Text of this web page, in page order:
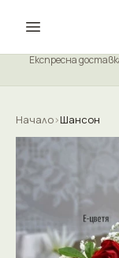
Експресна
Начало›Шансон